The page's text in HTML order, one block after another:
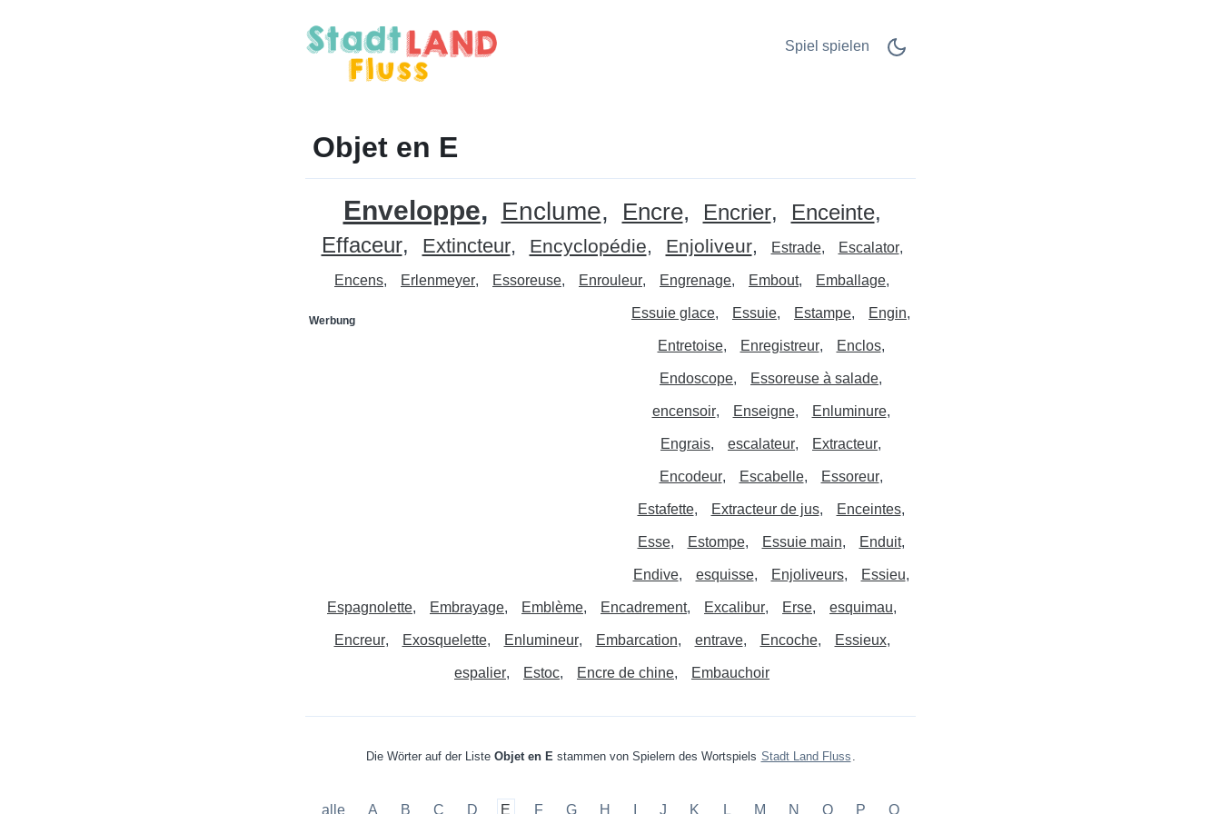
Spiel spielen
Objet en E
Enveloppe Enclume Encre Encrier
Enceinte
Effaceur
Extincteur Encyclopédie Enjoliveur Estrade Escalator
Encens Erlenmeyer Essoreuse Enrouleur
Werbung
Engrenage Embout Emballage
Essuie glace Essuie Estampe Engin
Entretoise Enregistreur Enclos
Endoscope Essoreuse à salade
encensoir Enseigne Enluminure
Engrais escalateur Extracteur
Encodeur Escabelle Essoreur
Estafette Extracteur de jus Enceintes
Esse Estompe Essuie main Enduit
Endive esquisse Enjoliveurs Essieu
Espagnolette Embrayage Emblème Encadrement Excalibur Erse esquimau
Encreur Exosquelette Enlumineur Embarcation entrave Encoche Essieux
espalier Estoc Encre de chine Embauchoir
Die Wörter auf der Liste Objet en Estammen von Spielern des Wortspiels Stadt Land Fluss .
alle A B C D E F G H J K L M N O P Q